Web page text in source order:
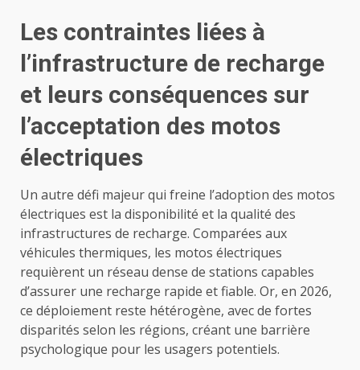
Les contraintes liées à
l’infrastructure de recharge
et leurs conséquences sur
l’acceptation des motos
électriques
Un autre défi majeur qui freine l’adoption des motos
électriques est la disponibilité et la qualité des
infrastructures de recharge. Comparées aux
véhicules thermiques, les motos électriques
requièrent un réseau dense de stations capables
d’assurer une recharge rapide et fiable. Or, en 2026,
ce déploiement reste hétérogène, avec de fortes
disparités selon les régions, créant une barrière
psychologique pour les usagers potentiels.